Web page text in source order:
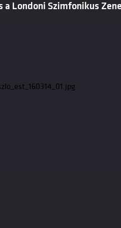
a Londoni Szimfonikus